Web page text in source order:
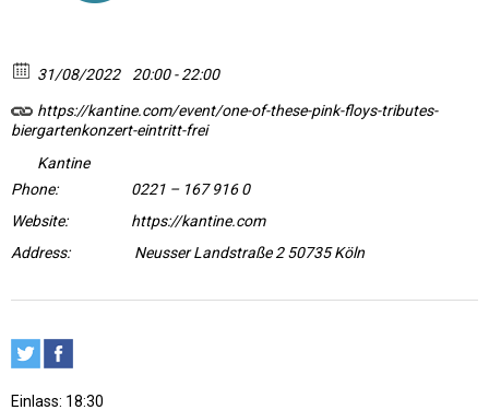
31/08/2022 20:00 - 22:00
https://kantine.com/event/one-of-these-pink-floys-tributes-
biergartenkonzert-eintritt-frei
Kantine
Phone:
0221 – 167 916 0
Website:
https://kantine.com
Address:
Neusser Landstraße 2 50735 Köln
Einlass: 18:30